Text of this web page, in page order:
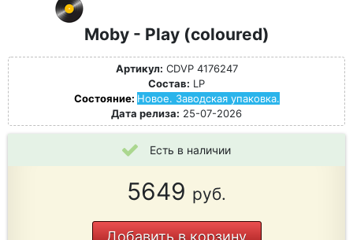
Moby - Play (coloured)
Артикул: CDVP 4176247
Состав: LP
Состояние: Новое. Заводская упаковка.
Дата релиза: 25-07-2026
Есть в наличии
5649 руб.
Добавить в корзину